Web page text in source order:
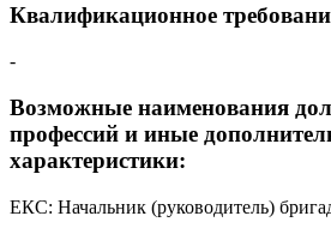
Квалификационное
-
Возможные наименования
профессий и иные
характеристики:
ЕКС: Начальник (руководитель)